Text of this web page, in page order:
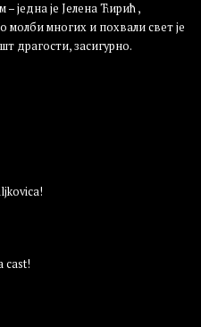
једна је Јелена Ћирић ,
молби многих и похвали свет је
драгости, засигурно.
cast!